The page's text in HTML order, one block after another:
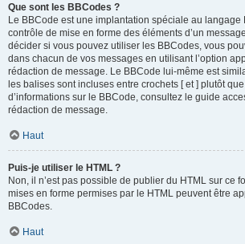
Que sont les BBCodes ?
Le BBCode est une implantation spéciale au langage
contrôle de mise en forme des éléments d’un
décider si vous pouvez utiliser les BBCodes, vous
dans chacun de vos messages en utilisant l’option
rédaction de message. Le BBCode lui-même est
les balises sont incluses entre crochets [ et ] plutôt
d’informations sur le BBCode, consultez le guide
rédaction de message.
Haut
Puis-je utiliser le HTML ?
Non, il n’est pas possible de publier du HTML sur ce
mises en forme permises par le HTML peuvent être
BBCodes.
Haut